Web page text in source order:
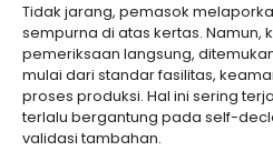
Tidak jarang, pemasok
sempurna di atas kertas. Namun,
pemeriksaan langsung,
mulai dari standar fasilitas,
proses produksi. Hal ini sering
terlalu bergantung pada self-
validasi tambahan.